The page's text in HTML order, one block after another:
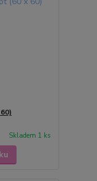
Skladem 1 ks